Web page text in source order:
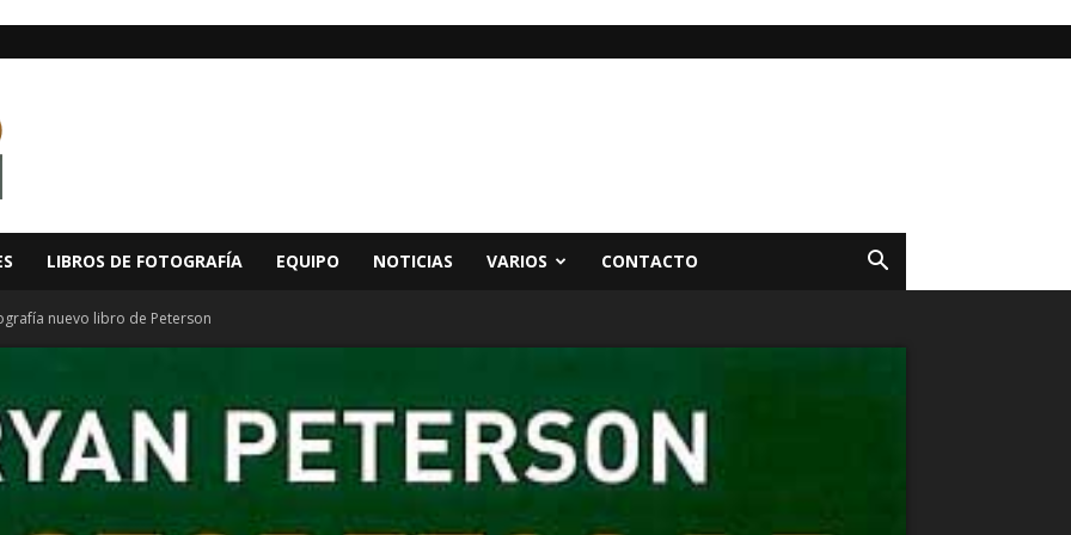
LIBROS DE FOTOGRAFÍA EQUIPO NOTICIAS VARIOS CONTACTO
nuevo libro de Peterson